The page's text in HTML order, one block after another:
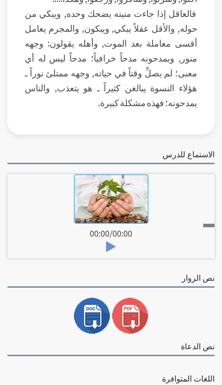
فالعاقل إذا جاءت منيته يضحك وحده, ويبكي من
حوله, والأقل عقلاً يبكي, ويبكون, والمجرم يعامل
أقسى معاملة بعد الموت, وأهله يقولون: وجهه
منور, ويمدحونه مدحاً خرافياً؛ مدحاً ليس له أي
معنى؛ لم يصلِّ وقتاً في حياته, وجهه ممتلئ نوراً ـ
هؤلاء النسوة يبالغن كثيراً ـ هو يتعذب, والناس
يمدحونه؛ فهذه مشكلة كبيرة.
الاستماع للدرس
00:00/00:00
نص الزوار
نص الدعاة
اللغات المتوافرة